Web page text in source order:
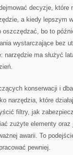
decyzje, które
a kiedy lepszym
bo to
wystarczające bez
narzędzie ma służyć
konserwacji i
narzędzia, które
filtry, jak
zużyte elementy
awarii. To
pewniej.